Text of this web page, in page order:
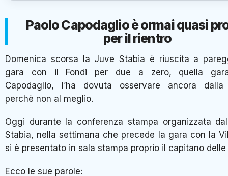
Paolo Capodaglio è ormai quasi
per il rientro
Domenica scorsa la Juve Stabia è riuscita a
gara con il Fondi per due a zero, quella
Capodaglio, l’ha dovuta osservare ancora dalla
perchè non al meglio.
Oggi durante la conferenza stampa organizzata
Stabia, nella settimana che precede la gara con la
si è presentato in sala stampa proprio il capitano delle
Ecco le sue parole: